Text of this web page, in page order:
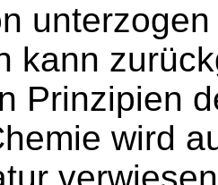
kann
Prinzipien
wird